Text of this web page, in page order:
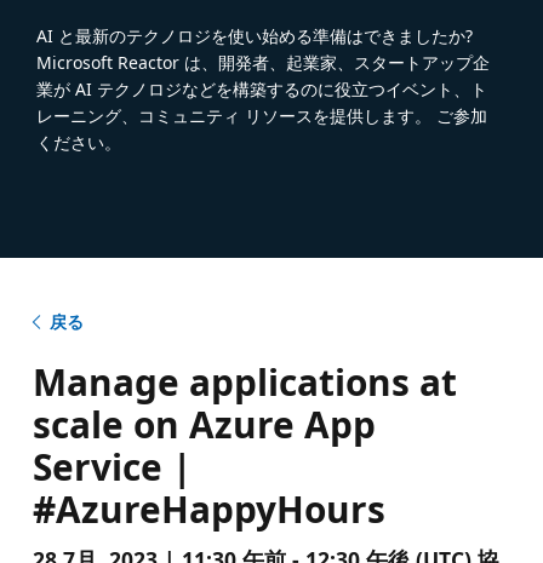
AI と最新のテクノロジを使い始める準備はできましたか?
Microsoft Reactor は、開発者、起業家、スタートアップ企
業が AI テクノロジなどを構築するのに役立つイベント、ト
レーニング、コミュニティ リソースを提供します。 ご参加
ください。
戻る
Manage applications at
scale on Azure App
Service |
#AzureHappyHours